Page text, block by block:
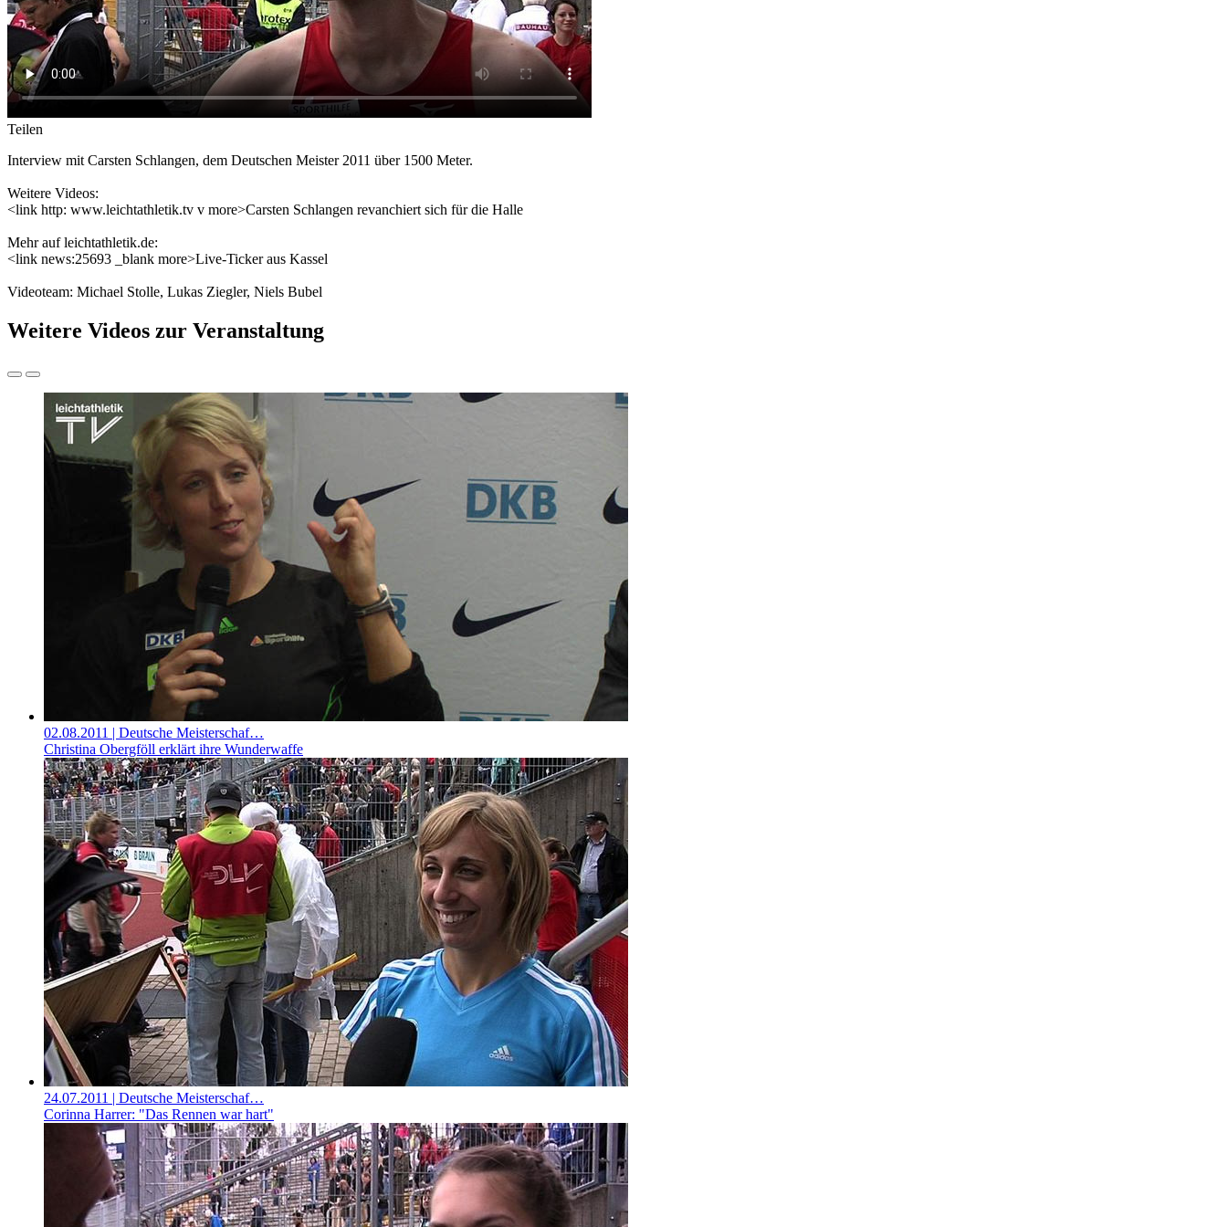
Teilen
Interview mit Carsten Schlangen, dem Deutschen Meister 2011 über 1500 Meter.
Weitere Videos:
<link http: www.leichtathletik.tv v more>Carsten Schlangen revanchiert sich für die Halle
Mehr auf leichtathletik.de:
<link news:25693 _blank more>Live-Ticker aus Kassel
Videoteam: Michael Stolle, Lukas Ziegler, Niels Bubel
Weitere Videos zur Veranstaltung
02.08.2011 | Deutsche Meisterschaf…
Christina Obergföll erklärt ihre Wunderwaffe
24.07.2011 | Deutsche Meisterschaf…
Corinna Harrer: "Das Rennen war hart"